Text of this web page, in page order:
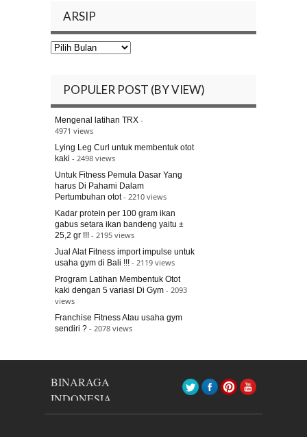
ARSIP
Arsip
POPULER POST (BY VIEW)
Mengenal latihan TRX -
4971 views
Lying Leg Curl untuk membentuk otot
kaki - 2498 views
Untuk Fitness Pemula Dasar Yang
harus Di Pahami Dalam
Pertumbuhan otot - 2210 views
Kadar protein per 100 gram ikan
gabus setara ikan bandeng yaitu ±
25,2 gr !!! - 2195 views
Jual Alat Fitness import impulse untuk
usaha gym di Bali !!! - 2119 views
Program Latihan Membentuk Otot
kaki dengan 5 variasi Di Gym - 2093
views
Franchise Fitness Atau usaha gym
sendiri ? - 2078 views
BINARAGA
INDONESIA